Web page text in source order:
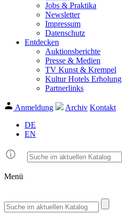
Jobs & Praktika
Newsletter
Impressum
Datenschutz
Entdecken
Auktionsberichte
Presse & Medien
TV Kunst & Krempel
Kultur Hotels Erholung
Partnerlinks
Anmeldung Archiv Kontakt
DE
EN
Menü